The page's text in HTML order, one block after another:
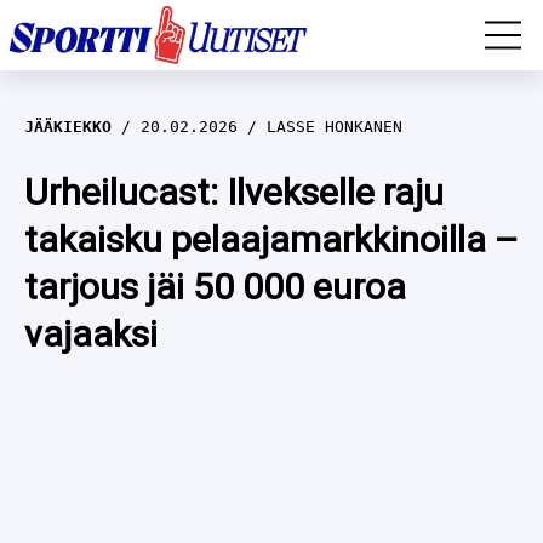
EM-YLEISURHEILU
JÄÄKIEKKO
YLEISURHEILU
WILMA HELTELÄ
TALVILAJIT
JÄÄKIEKKO 20.02.2026 LASSE HONKANEN
Urheilucast: Ilvekselle raju
takaisku pelaajamarkkinoilla –
tarjous jäi 50 000 euroa
vajaaksi